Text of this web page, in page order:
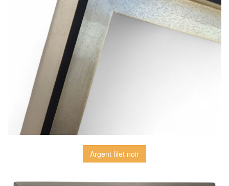
Argent filet noir